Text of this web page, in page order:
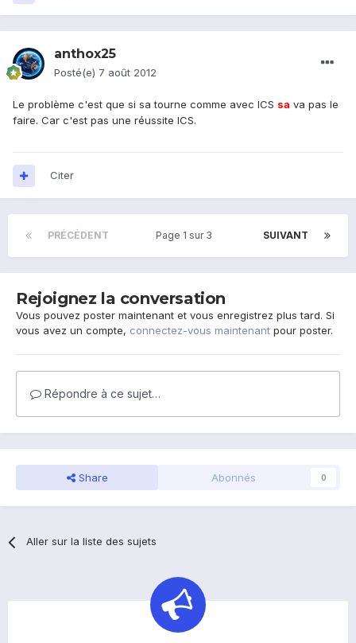
anthox25
Posté(e) 7 août 2012
Le problème c'est que si sa tourne comme avec ICS sa va pas le
faire. Car c'est pas une réussite ICS.
Citer
PRÉCÉDENT SUIVANT
Page 1 sur 3
Rejoignez la conversation
Vous pouvez poster maintenant et vous enregistrez plus tard. Si
vous avez un compte, connectez-vous maintenant pour poster.
Répondre à ce sujet…
Share Abonnés 0
Aller sur la liste des sujets